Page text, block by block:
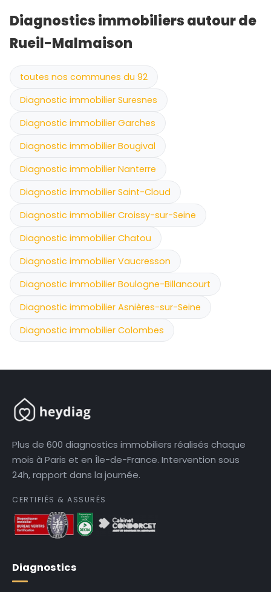
Diagnostics immobiliers autour de
Rueil-Malmaison
toutes nos communes du 92
Diagnostic immobilier Suresnes
Diagnostic immobilier Garches
Diagnostic immobilier Bougival
Diagnostic immobilier Nanterre
Diagnostic immobilier Saint-Cloud
Diagnostic immobilier Croissy-sur-Seine
Diagnostic immobilier Chatou
Diagnostic immobilier Vaucresson
Diagnostic immobilier Boulogne-Billancourt
Diagnostic immobilier Asnières-sur-Seine
Diagnostic immobilier Colombes
Plus de 600 diagnostics immobiliers réalisés chaque
mois à Paris et en Île-de-France. Intervention sous
24h, rapport dans la journée.
CERTIFIÉS & ASSURÉS
Diagnostics